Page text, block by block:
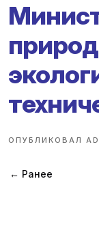
ОПУБЛИКОВАЛ
← Ранее